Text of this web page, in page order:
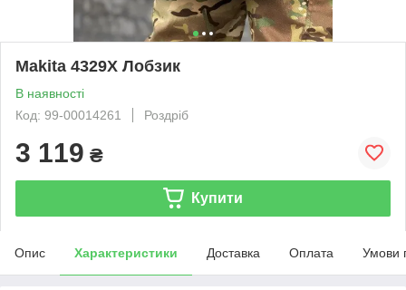
Makita 4329X Лобзик
В наявності
Код: 99-00014261
Роздріб
3 119 ₴
Купити
Опис Характеристики Доставка Оплата Умови